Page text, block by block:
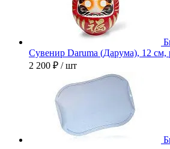
Сувенир Daruma (Дарума), 12 см,
2 200 ₽ / шт